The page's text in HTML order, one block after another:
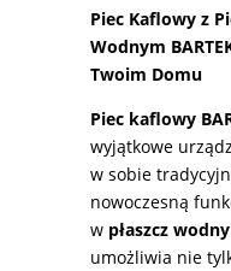
Piec Kaflowy z
Wodnym
Twoim Domu
Piec kaflowy
wyjątkowe
w sobie
nowoczesną
w płaszcz
umożliwia nie